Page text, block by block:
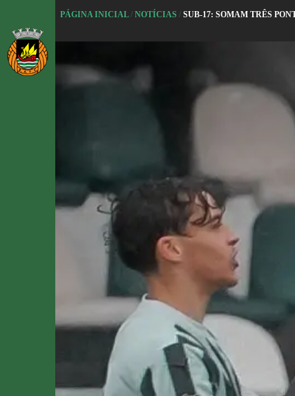
l
a
r
p
PÁGINA INICIAL/NOTÍCIAS /SUB-17: SOMAM TRÊS